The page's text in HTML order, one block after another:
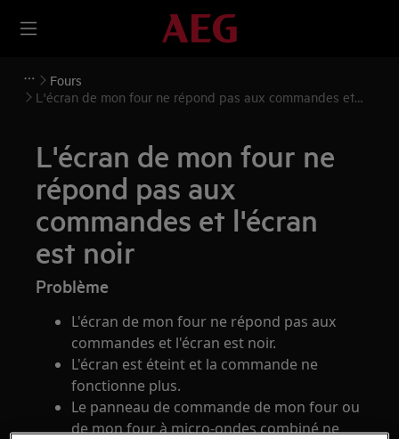
Fours
L'écran de mon four ne répond pas aux commandes et
L'écran de mon four ne
répond pas aux
commandes et l'écran
est noir
Problème
L'écran de mon four ne répond pas aux
commandes et l'écran est noir.
L'écran est éteint et la commande ne
fonctionne plus.
Le panneau de commande de mon four ou
de mon four à micro-ondes combiné ne